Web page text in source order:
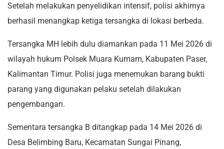
Setelah melakukan penyelidikan intensif, polisi akhirnya
berhasil menangkap ketiga tersangka di lokasi berbeda.
Tersangka MH lebih dulu diamankan pada 11 Mei 2026 di
wilayah hukum Polsek Muara Kumam, Kabupaten Paser,
Kalimantan Timur. Polisi juga menemukan barang bukti
parang yang digunakan pelaku setelah dilakukan
pengembangan.
Sementara tersangka B ditangkap pada 14 Mei 2026 di
Desa Belimbing Baru, Kecamatan Sungai Pinang,